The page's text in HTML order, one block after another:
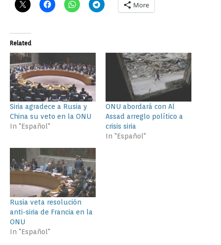
More
Related
Siria agradece a Rusia y
China su veto en la ONU
In "Español"
ONU abordará con Al
Assad arreglo político a
crisis siria
In "Español"
Rusia veta resolución
anti-siria de Francia en la
ONU
In "Español"